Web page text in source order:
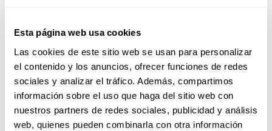
Esta página web usa cookies
Las cookies de este sitio web se usan para personalizar
el contenido y los anuncios, ofrecer funciones de redes
sociales y analizar el tráfico. Además, compartimos
información sobre el uso que haga del sitio web con
nuestros partners de redes sociales, publicidad y análisis
web, quienes pueden combinarla con otra información
diga que es una emergencia.